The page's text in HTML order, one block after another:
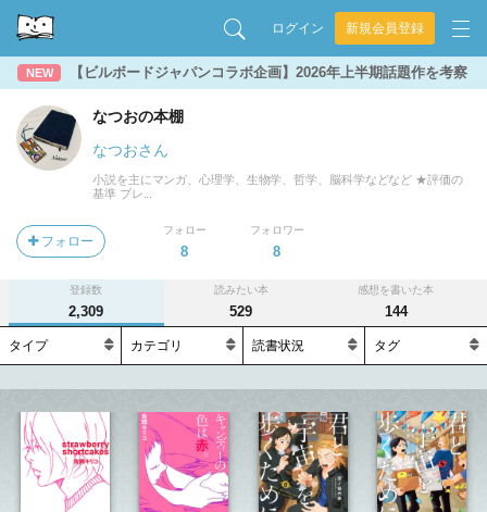
ログイン 新規会員登録
NEW 【ビルボードジャパンコラボ企画】2026年上半期話題作を考察
なつおの本棚
なつおさん
小説を主にマンガ、心理学、生物学、哲学、脳科学などなど ★評価の
基準 ブレ...
フォロー
フォロー
8
フォロワー
8
登録数
2,309
読みたい本
529
感想を書いた本
144